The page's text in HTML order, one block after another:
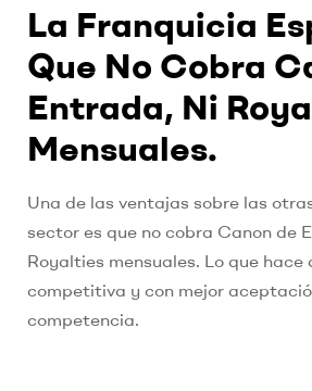
La Franquicia
Que No Cobra
Entrada, Ni
Mensuales.
Una de las ventajas sobre las
sector es que no cobra Canon de
Royalties mensuales. Lo que hace
competitiva y con mejor
competencia.